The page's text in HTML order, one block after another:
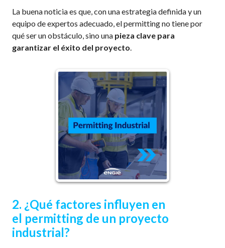
La buena noticia es que,con una estrategia definida y un
equipo de expertos adecuado, el permitting no tiene por
qué ser un obstáculo, sino una pieza clave para
garantizar el éxito del proyecto.
2. ¿Qué factores influyen en
el permitting de un proyecto
industrial?